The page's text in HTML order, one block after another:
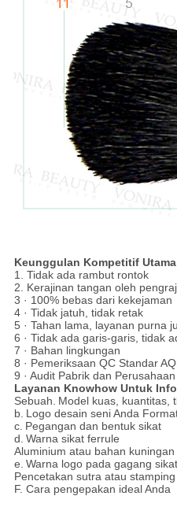
Keunggulan Kompetitif
1. Tidak ada rambut rontok
2. Kerajinan tangan oleh
3 · 100% bebas dari kekejaman
4 · Tidak jatuh, tidak retak
5 · Tahan lama, layanan purna
6 · Tidak ada garis-garis, tidak
7 · Bahan lingkungan
8 · Pemeriksaan QC Standar
9 · Audit Pabrik dan
Layanan Knowhow Untuk
Sebuah. Model kuas, kuantitas,
b. Logo desain seni Anda
c. Pegangan dan bentuk sikat
d. Warna sikat ferrule
Aluminium atau bahan kuningan
e. Warna logo pada gagang sikat
Pencetakan sutra atau
F. Cara pengepakan ideal Anda